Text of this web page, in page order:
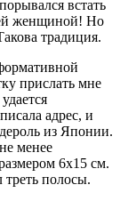
встать
женщиной! Но
традиция.
прислать мне
адрес, и
из Японии.
менее
6х15 см.
полосы.